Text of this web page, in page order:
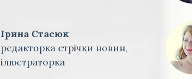
Ірина Стасюк
редакторка стрічки новин,
ілюстраторка